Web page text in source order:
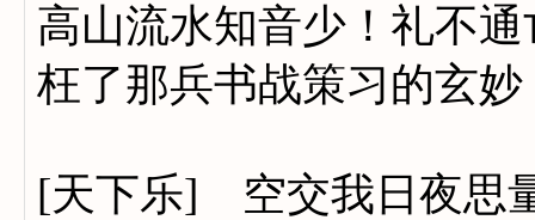
高山流水知音少！礼不
枉了那兵书战策习的玄
[天下乐] 空交我日夜思